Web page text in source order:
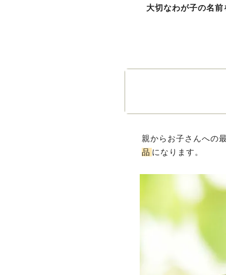
大切なわが子の名
親からお子さんへの
品 になります。